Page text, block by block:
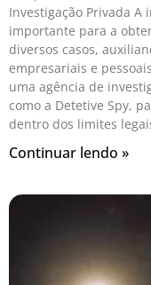
Investigação Privada
importante para a
diversos casos,
empresariais e
uma agência de
como a Detetive Spy,
dentro dos limites
Continuar lendo »